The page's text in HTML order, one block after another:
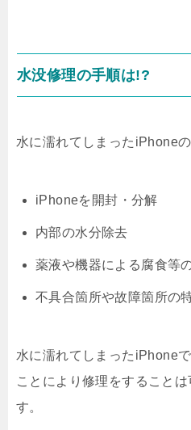
水没修理の手順は!?
水に濡れてしまったiPhone
iPhoneを開封・分解
内部の水分除去
薬液や機器による腐食等
不具合箇所や故障箇所の
水に濡れてしまったiPhone
ことにより修理をすること
す。